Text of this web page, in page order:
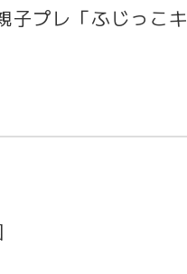
子プレ「ふじっこキ